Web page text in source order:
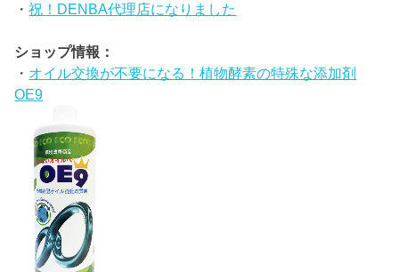
・祝！DENBA代理店になりました
ショップ情報：
・ オイル交換が不要になる！植物酵素の特殊な添加剤
OE9